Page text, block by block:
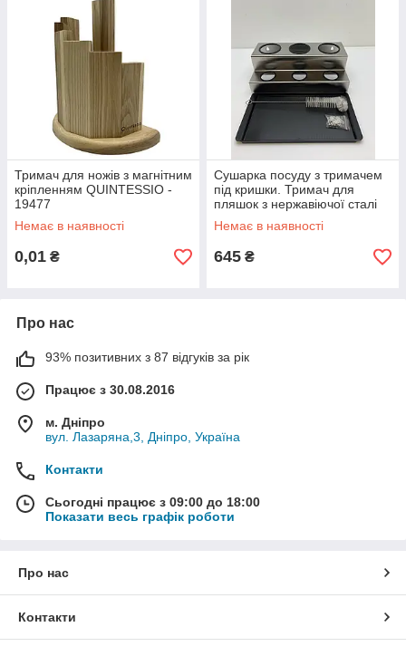
Тримач для ножів з магнітним
кріпленням QUINTESSIO -
19477
Немає в наявності
0,01 ₴
Сушарка посуду з тримачем
під кришки. Тримач для
пляшок з нержавіючої сталі
19255 - 19255
Немає в наявності
645 ₴
Про нас
93% позитивних з 87 відгуків за рік
Працює з 30.08.2016
м. Дніпро
вул. Лазаряна,3, Дніпро, Україна
Контакти
Сьогодні працює з 09:00 до 18:00
Показати весь графік роботи
Про нас
Контакти